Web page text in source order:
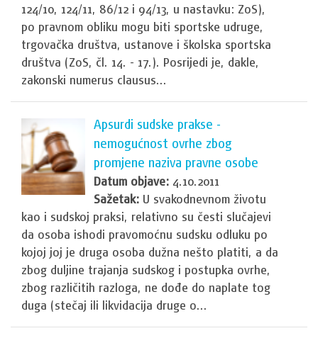
124/10, 124/11, 86/12 i 94/13, u nastavku: ZoS),
po pravnom obliku mogu biti sportske udruge,
trgovačka društva, ustanove i školska sportska
društva (ZoS, čl. 14. - 17.). Posrijedi je, dakle,
zakonski numerus clausus...
Apsurdi sudske prakse -
nemogućnost ovrhe zbog
promjene naziva pravne osobe
Datum objave: 4.10.2011
Sažetak: U svakodnevnom životu
kao i sudskoj praksi, relativno su česti slučajevi
da osoba ishodi pravomoćnu sudsku odluku po
kojoj joj je druga osoba dužna nešto platiti, a da
zbog duljine trajanja sudskog i postupka ovrhe,
zbog različitih razloga, ne dođe do naplate tog
duga (stečaj ili likvidacija druge o...